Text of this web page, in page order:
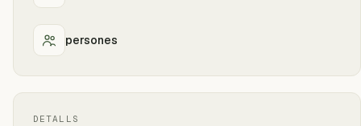
persones
DETALLS